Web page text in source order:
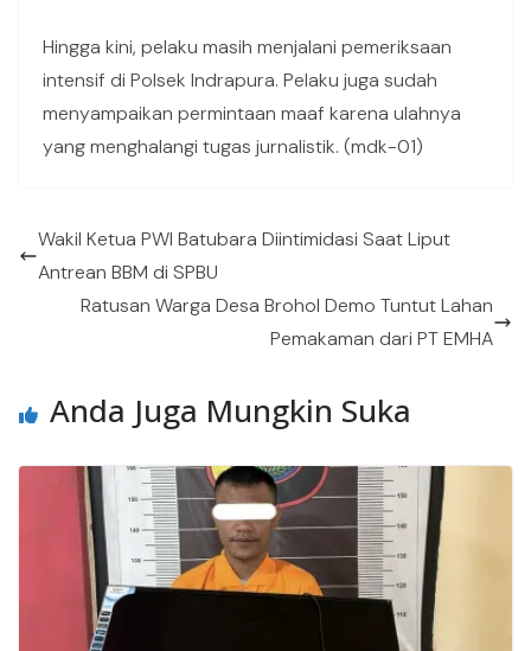
Hingga kini, pelaku masih menjalani pemeriksaan
intensif di Polsek Indrapura. Pelaku juga sudah
menyampaikan permintaan maaf karena ulahnya
yang menghalangi tugas jurnalistik. (mdk-01)
Wakil Ketua PWI Batubara Diintimidasi Saat Liput
Antrean BBM di SPBU
Ratusan Warga Desa Brohol Demo Tuntut Lahan
Pemakaman dari PT EMHA
Anda Juga Mungkin Suka